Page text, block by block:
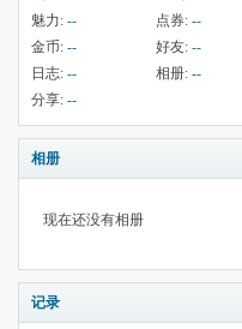
魅力: -- 点券: --
金币: -- 好友: --
日志: -- 相册: --
分享: --
相册
现在还没有相册
记录